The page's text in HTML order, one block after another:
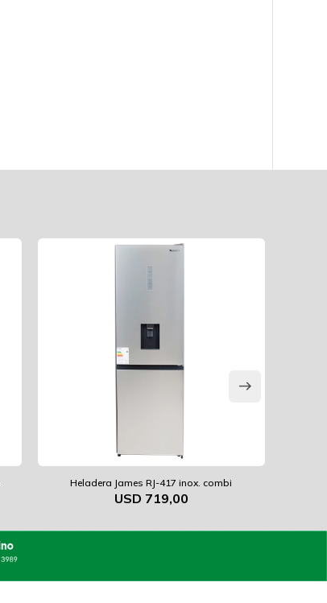
Heladera James RJ-417 inox. combi
USD 719,00